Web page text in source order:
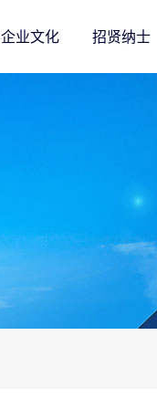
企业文化 招贤纳士